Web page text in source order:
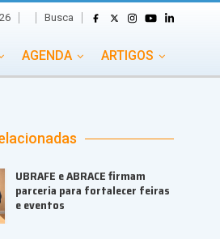
Busca
AGENDA ARTIGOS
TV TRANSPORTES
TURISMO VAI E VEM
UBRAFE e ABRACE firmam
parceria para fortalecer feiras
e eventos